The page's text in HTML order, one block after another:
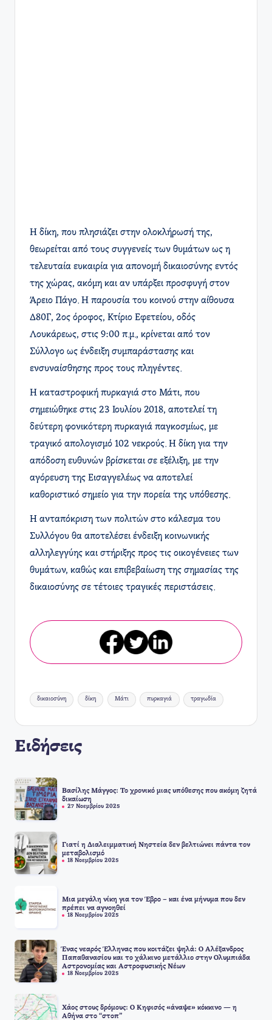
Η δίκη, που πλησιάζει στην ολοκλήρωσή της,
θεωρείται από τους συγγενείς των θυμάτων ως η
τελευταία ευκαιρία για απονομή δικαιοσύνης εντός
της χώρας, ακόμη και αν υπάρξει προσφυγή στον
Άρειο Πάγο. Η παρουσία του κοινού στην αίθουσα
Δ80Γ, 2ος όροφος, Κτίριο Εφετείου, οδός
Λουκάρεως, στις 9:00 π.μ., κρίνεται από τον
Σύλλογο ως ένδειξη συμπαράστασης και
ενσυναίσθησης προς τους πληγέντες. ​
Η καταστροφική πυρκαγιά στο Μάτι, που
σημειώθηκε στις 23 Ιουλίου 2018, αποτελεί τη
δεύτερη φονικότερη πυρκαγιά παγκοσμίως, με
τραγικό απολογισμό 102 νεκρούς. Η δίκη για την
απόδοση ευθυνών βρίσκεται σε εξέλιξη, με την
αγόρευση της Εισαγγελέως να αποτελεί
καθοριστικό σημείο για την πορεία της υπόθεσης. ​
Η ανταπόκριση των πολιτών στο κάλεσμα του
Συλλόγου θα αποτελέσει ένδειξη κοινωνικής
αλληλεγγύης και στήριξης προς τις οικογένειες των
θυμάτων, καθώς και επιβεβαίωση της σημασίας της
δικαιοσύνης σε τέτοιες τραγικές περιστάσεις.
Ετικέτες:
δικαιοσύνη δίκη Μάτι πυρκαγιά τραγωδία
Ειδήσεις
Βασίλης Μάγγος: Το χρονικό μιας υπόθεσης που ακόμη ζητά
δικαίωση
27 Νοεμβρίου 2025
Γιατί η Διαλειμματική Νηστεία δεν βελτιώνει πάντα τον
μεταβολισμό
18 Νοεμβρίου 2025
Μια μεγάλη νίκη για τον Έβρο – και ένα μήνυμα που δεν
πρέπει να αγνοηθεί
18 Νοεμβρίου 2025
Ένας νεαρός Έλληνας που κοιτάζει ψηλά: Ο Αλέξανδρος
Παπαθανασίου και το χάλκινο μετάλλιο στην Ολυμπιάδα
Αστρονομίας και Αστροφυσικής Νέων
18 Νοεμβρίου 2025
Χάος στους δρόμους: Ο Κηφισός «άναψε» κόκκινο — η
Αθήνα στο “στοπ”